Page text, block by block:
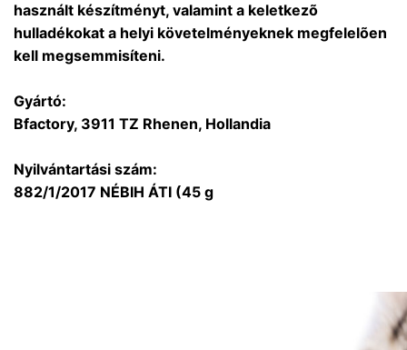
használt készítményt, valamint a keletkezõ
hulladékokat a helyi követelményeknek megfelelõen
kell megsemmisíteni.
Gyártó:
Bfactory, 3911 TZ Rhenen, Hollandia
Nyilvántartási szám:
882/1/2017 NÉBIH ÁTI (45 g